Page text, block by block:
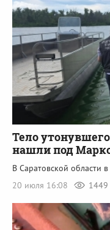
Тело
нашли под
В Саратовской области
20 июля 16:08
1449